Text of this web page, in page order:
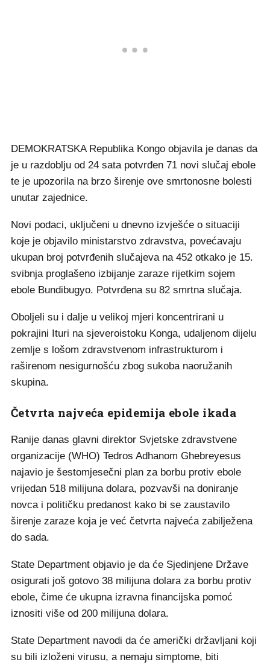
DEMOKRATSKA Republika Kongo objavila je danas da
je u razdoblju od 24 sata potvrđen 71 novi slučaj ebole
te je upozorila na brzo širenje ove smrtonosne bolesti
unutar zajednice.
Novi podaci, uključeni u dnevno izvješće o situaciji
koje je objavilo ministarstvo zdravstva, povećavaju
ukupan broj potvrđenih slučajeva na 452 otkako je 15.
svibnja proglašeno izbijanje zaraze rijetkim sojem
ebole Bundibugyo. Potvrđena su 82 smrtna slučaja.
Oboljeli su i dalje u velikoj mjeri koncentrirani u
pokrajini Ituri na sjeveroistoku Konga, udaljenom dijelu
zemlje s lošom zdravstvenom infrastrukturom i
raširenom nesigurnošću zbog sukoba naoružanih
skupina.
Četvrta najveća epidemija ebole ikada
Ranije danas glavni direktor Svjetske zdravstvene
organizacije (WHO) Tedros Adhanom Ghebreyesus
najavio je šestomjesečni plan za borbu protiv ebole
vrijedan 518 milijuna dolara, pozvavši na doniranje
novca i političku predanost kako bi se zaustavilo
širenje zaraze koja je već četvrta najveća zabilježena
do sada.
State Department objavio je da će Sjedinjene Države
osigurati još gotovo 38 milijuna dolara za borbu protiv
ebole, čime će ukupna izravna financijska pomoć
iznositi više od 200 milijuna dolara.
State Department navodi da će američki državljani koji
su bili izloženi virusu, a nemaju simptome, biti